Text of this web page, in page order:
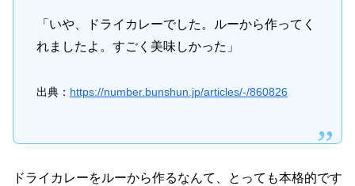
「いや、ドライカレーでした。ルーから作ってく
れましたよ。すごく美味しかった」
出典： https://number.bunshun.jp/articles/-/860826
ドライカレーをルーから作るなんて、とっても本格的です